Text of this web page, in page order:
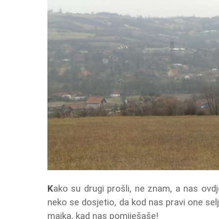
Kako su drugi prošli, ne znam, a nas
neko se dosjetio, da kod nas pravi one
majka, kad nas pomiješaše!